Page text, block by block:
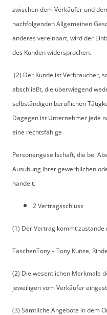
zwischen dem Verkäufer und
nachfolgenden Allgemeinen
anderes vereinbart, wird der
des Kunden widersprochen.
(2) Der Kunde ist Verbraucher,
abschließt, die überwiegend
selbständigen beruflichen
Dagegen ist Unternehmer jede
eine rechtsfähige
Personengesellschaft, die bei
Ausübung ihrer gewerblichen
handelt.
2 Vertragsschluss
(1) Der Vertrag kommt zustande
TaschenTony – Tony Kunze,
(2) Die wesentlichen Merkmale
jeweiligen vom Verkäufer
(3) Sämtliche Angebote in dem